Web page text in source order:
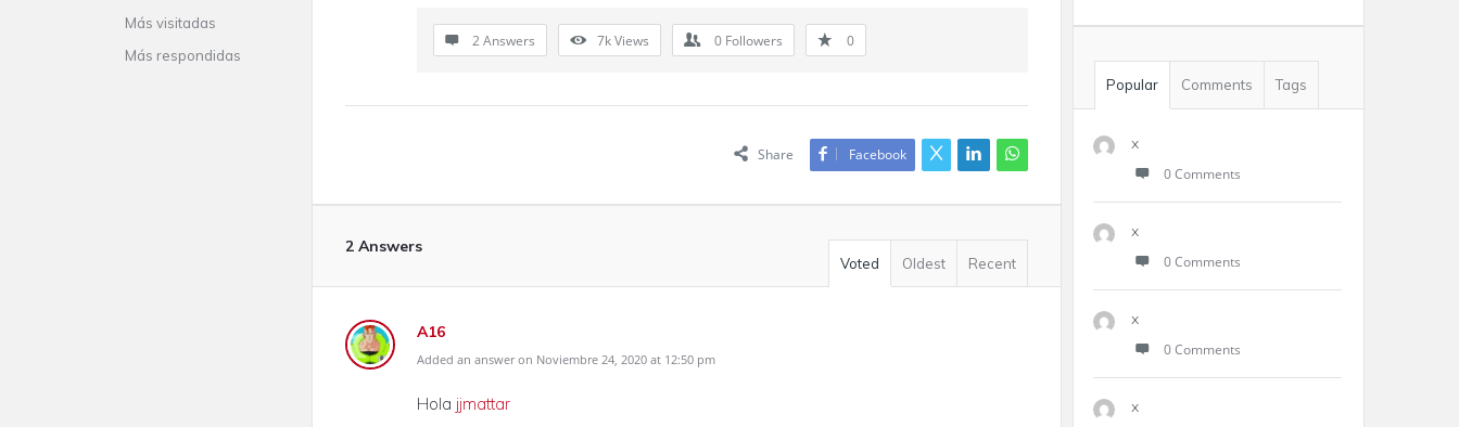
2 Answers 7kViews 0 Followers 0
Share Facebook
2 Answers
Voted Oldest Recent
A16
Added an answer on Noviembre 24, 2020 at 12:50 pm
Hola jjmattar
Popular Comments Tags
x
0 Comments
x
0 Comments
x
0 Comments
x
Más visitadas
Más respondidas